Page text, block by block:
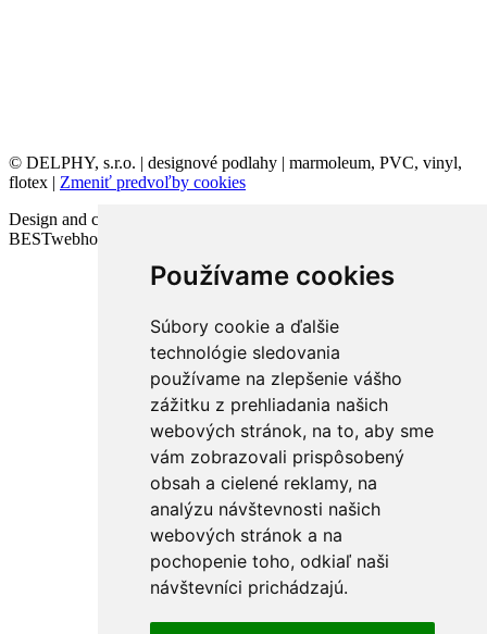
Používame cookies
Súbory cookie a ďalšie
technológie sledovania
používame na zlepšenie vášho
zážitku z prehliadania našich
webových stránok, na to, aby sme
vám zobrazovali prispôsobený
obsah a cielené reklamy, na
analýzu návštevnosti našich
webových stránok a na
pochopenie toho, odkiaľ naši
návštevníci prichádzajú.
© DELPHY, s.r.o. | designové podlahy | marmoleum, PVC, vinyl,
flotex | Zmeniť predvoľby cookies
Design and code VICTORY-media.sk | Webhosting
BESTwebhosting.sk | 12.11.2025